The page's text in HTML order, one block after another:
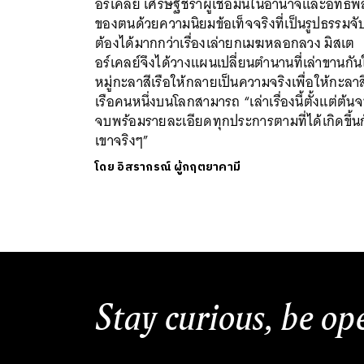
ของตนด้วยความนิยมข้อเท็จจริงที่เป็นรูปธรรมจั
ต้องได้มากกว่าเรื่องเล่ายกเมฆหลอกลวง มิสเต
อร์เคลย์จึงได้วางแผนเปลี่ยนตำนานที่เล่าขานกั
หมู่กะลาสีเรือให้กลายเป็นความจริงเพื่อให้กะลา
เรือคนหนึ่งบนโลกสามารถ “เล่าเรื่องนี้ตั้งแต่ต้น
จบพร้อมรายละเอียดทุกประการตามที่ได้เกิดขึ้
เขาจริงๆ”
โดย อิสรากรณ์ ผู้กฤตยาคามี
Stay curious, be